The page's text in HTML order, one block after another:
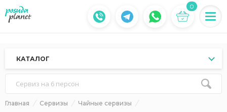
0
КАТАЛОГ
Сервиз на 6 персон
Главная Сервизы
Чайные сервизы